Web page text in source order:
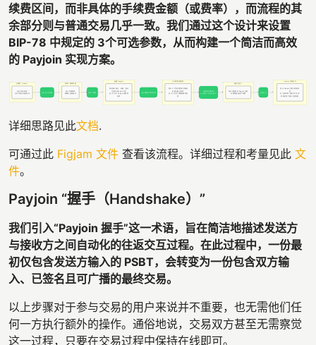
续费区间，而非具体的手续费金额（或费率），而流程的其
余部分则与普通交易几乎一致。我们通过这个设计来设置
BIP-78 中规定的 3个可选参数，从而构建一个简洁而高效
的 Payjoin 实现方案。
详细思路见此文档.
可通过此 Figjam 文件 查看该流程。详细过程和考量见此 文
件。
Payjoin “握手（Handshake）”
我们引入“Payjoin 握手”这一术语，旨在简洁地描述发送方
与接收方之间自动化的往返交互过程。在此过程中，一份最
初仅包含发送方输入的 PSBT，会转变为一份包含双方输
入、已签名且可广播的最终交易。
以上步骤对于参与交易的用户来说并不重要，也无需他们任
何一方执行额外的操作。通俗地说，交易双方甚至无需察觉
这一过程，只要在交易过程中保持在线即可。